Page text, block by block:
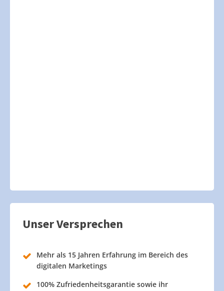
Unser Versprechen
Mehr als 15 Jahren Erfahrung im Bereich des
digitalen Marketings
100% Zufriedenheitsgarantie sowie ihr